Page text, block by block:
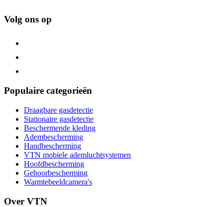
Volg ons op
Populaire categorieën
Draagbare gasdetectie
Stationaire gasdetectie
Beschermende kleding
Adembescherming
Handbescherming
VTN mobiele ademluchtsystemen
Hoofdbescherming
Gehoorbescherming
Warmtebeeldcamera's
Over VTN